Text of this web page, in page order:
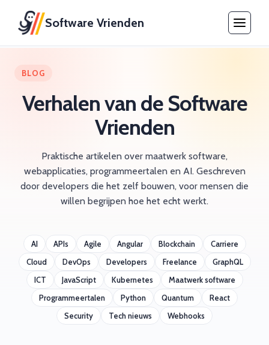
Software Vrienden
BLOG
Verhalen van de Software
Vrienden
Praktische artikelen over maatwerk software,
webapplicaties, programmeertalen en AI. Geschreven
door developers die het zelf bouwen, voor mensen die
willen begrijpen hoe het echt werkt.
AI APIs Agile Angular Blockchain
Carriere
Cloud
DevOps Developers Freelance
GraphQL
ICT
JavaScript Kubernetes
Maatwerk software
Programmeertalen
Python Quantum
React
Security
Tech nieuws Webhooks